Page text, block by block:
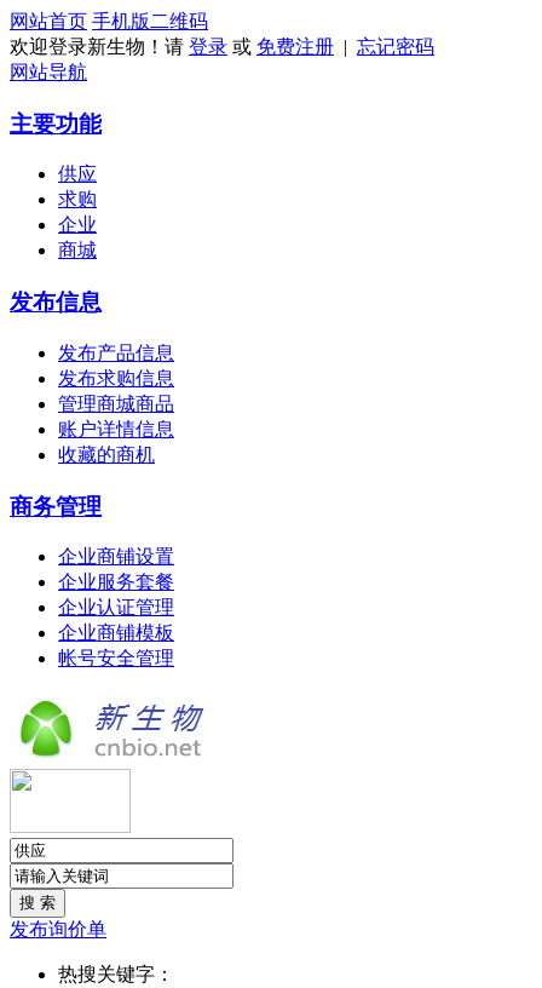
网站首页 手机版 二维码
欢迎登录新生物！请 登录 或 免费注册 | 忘记密码
网站导航
主要功能
供应
求购
企业
商城
发布信息
发布产品信息
发布求购信息
管理商城商品
账户详情信息
收藏的商机
商务管理
企业商铺设置
企业服务套餐
企业认证管理
企业商铺模板
帐号安全管理
发布询价单
热搜关键字：